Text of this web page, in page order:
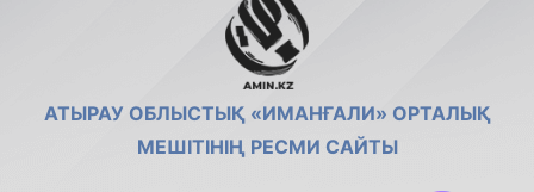
АТЫРАУ ОБЛЫСТЫҚ «ИМАНҒАЛИ» ОРТАЛЫҚ
МЕШІТІНІҢ РЕСМИ САЙТЫ